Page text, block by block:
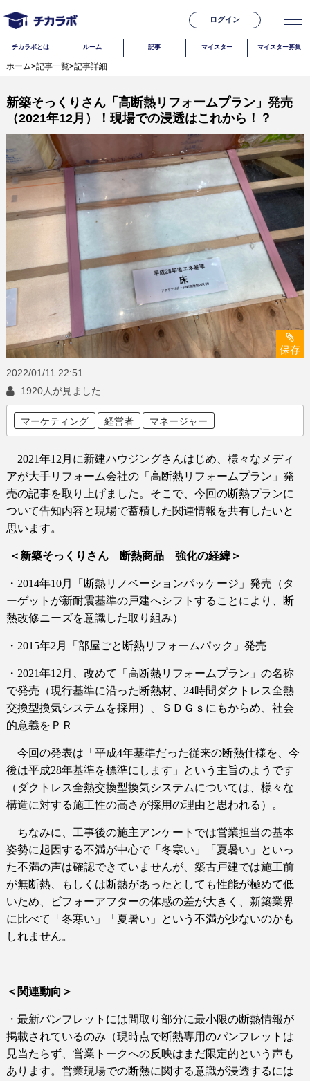
ログイン
チカラボとは ルーム 記事 マイスター マイスター募集
ホーム>記事一覧>記事詳細
新築そっくりさん「高断熱リフォームプラン」発売
（2021年12月）！現場での浸透はこれから！？
保存
2022/01/11 22:51
1920人が見ました
マーケティング 経営者 マネージャー
2021年12 月に新建ハウジングさんはじめ、様々なメディ
アが大手リフォーム会社の「高断熱リフォームプラン」発
売の記事を取り上げました。そこで、今回の断熱プランに
ついて告知内容と現場で蓄積した関連情報を共有したいと
思います。
＜新築そっくりさん 断熱商品 強化の経緯＞
・ 2014年10月「断熱リノベーションパッケージ」発売（タ
ーゲットが新耐震基準の戸建へシフトすることにより、断
熱改修ニーズを意識した取り組み）
・ 2015年2 月「部屋ごと断熱リフォームパック」発売
・ 2021年12 月、改めて「高断熱リフォームプラン」の名称
で発売（現行基準に沿った断熱材、 24時間ダクトレス全熱
交換型換気システムを採用）、ＳＤＧｓにもからめ、社会
的意義をＰＲ
今回の発表は「平成4年基準だった従来の断熱仕様を、今
後は平成28年基準を標準にします」という主旨のようです
（ダクトレス全熱交換型換気システムについては、様々な
構造に対する施工性の高さが採用の理由と思われる）。
ちなみに、工事後の施主アンケートでは営業担当の基本
姿勢に起因する不満が中心で「冬寒い」「夏暑い」といっ
た不満の声は確認できていませんが、築古戸建では施工前
が無断熱、もしくは断熱があったとしても性能が極めて低
いため、ビフォーアフターの体感の差が大きく、新築業界
に比べて「冬寒い」「夏暑い」という不満が少ないのかも
しれません。
＜関連動向＞
・最新パンフレットには間取り部分に最小限の断熱情報が
掲載されているのみ（現時点で断熱専用のパンフレットは
見当たらず、営業トークへの反映はまだ限定的という声も
あります。営業現場での断熱に関する意識が浸透するには